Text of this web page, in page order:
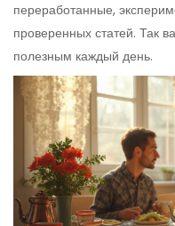
переработанные,
проверенных статей. Так
полезным каждый день.